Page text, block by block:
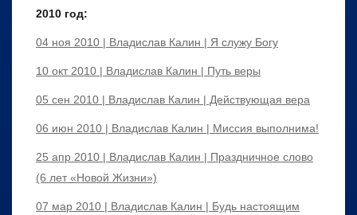
2010 год:
04 ноя 2010 | Владислав Калин | Я служу Богу
10 окт 2010 | Владислав Калин | Путь веры
05 сен 2010 | Владислав Калин | Действующая вера
06 июн 2010 | Владислав Калин | Миссия выполнима!
25 апр 2010 | Владислав Калин | Праздничное слово
(6 лет «Новой Жизни»)
07 мар 2010 | Владислав Калин | Будь настоящим